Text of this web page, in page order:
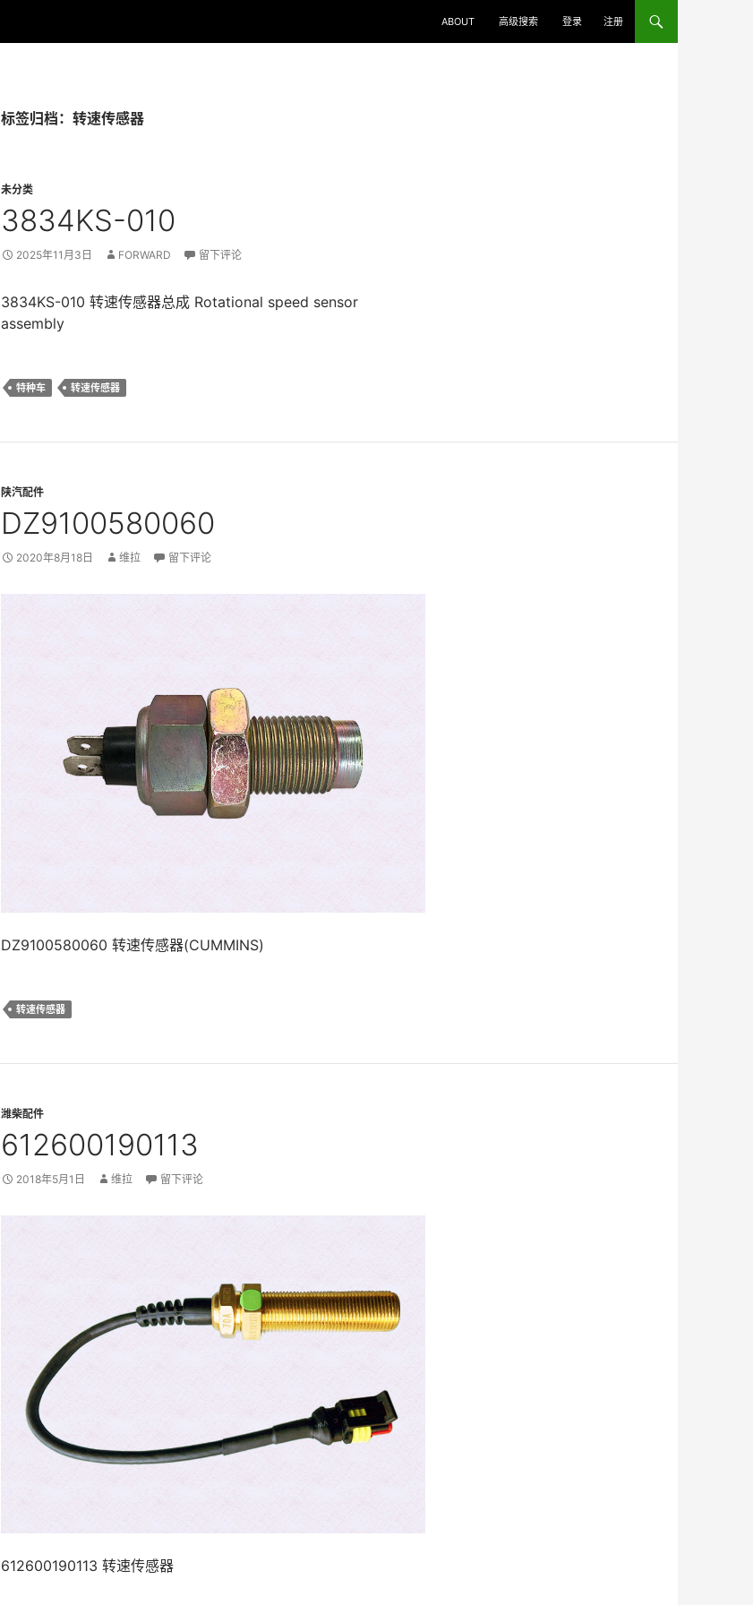
ABOUT 高级搜索 登录 注册
标签归档：转速传感器
未分类
3834KS-010
2025年11月3日 FORWARD 留下评论
3834KS-010 转速传感器总成 Rotational speed sensor
assembly
特种车 转速传感器
陕汽配件
DZ9100580060
2020年8月18日 维拉 留下评论
DZ9100580060 转速传感器(CUMMINS)
转速传感器
潍柴配件
612600190113
2018年5月1日 维拉 留下评论
612600190113 转速传感器